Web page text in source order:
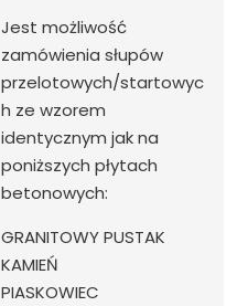
Jest możliwość
zamówienia słupów
przelotowych/startowyc
h ze wzorem
identycznym jak na
poniższych płytach
betonowych:
GRANITOWY PUSTAK
KAMIEŃ
PIASKOWIEC